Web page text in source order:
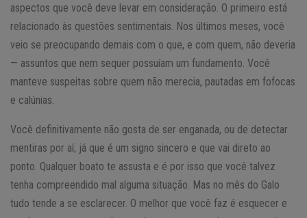
aspectos que você deve levar em consideração. O primeiro está
relacionado às questões sentimentais. Nos últimos meses, você
veio se preocupando demais com o que, e com quem, não deveria
— assuntos que nem sequer possuíam um fundamento. Você
manteve suspeitas sobre quem não merecia, pautadas em fofocas
e calúnias.
Você definitivamente não gosta de ser enganada, ou de detectar
mentiras por aí; já que é um signo sincero e que vai direto ao
ponto. Qualquer boato te assusta e é por isso que você talvez
tenha compreendido mal alguma situação. Mas no mês do Galo
tudo tende a se esclarecer. O melhor que você faz é esquecer e